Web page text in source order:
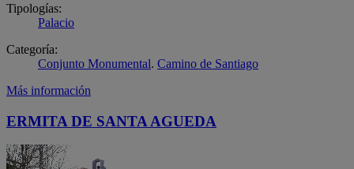
Tipologías:
Palacio
Categoría:
Conjunto Monumental. Camino de Santiago
Más información
ERMITA DE SANTA AGUEDA